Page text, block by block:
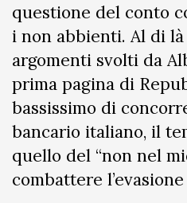
questione del conto
i non abbienti. Al di
argomenti svolti da
prima pagina di
bassissimo di
bancario italiano, il
quello del “non nel
combattere